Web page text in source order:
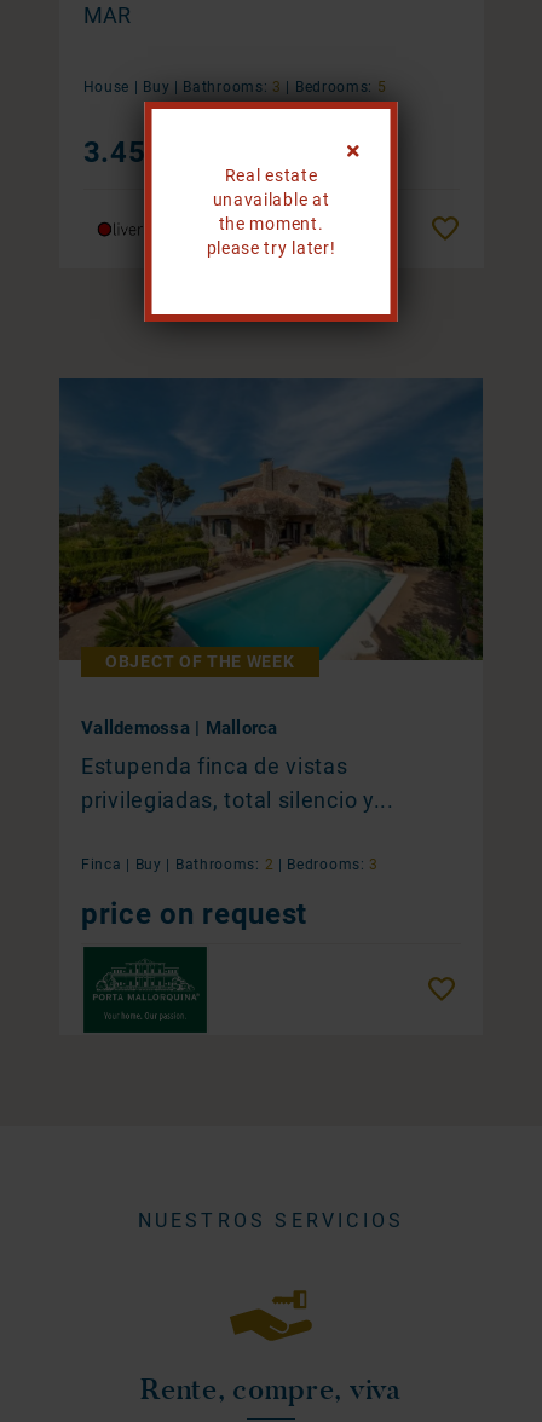
Real estate
unavailable at
the moment.
please try later!
MAR
House | Buy | Bathrooms: 3 | Bedrooms: 5
3.450.000 €
1 / 20
OBJECT OF THE WEEK
Valldemossa | Mallorca
Estupenda finca de vistas
privilegiadas, total silencio y...
Finca | Buy Bathrooms: 2 Bedrooms: 3
price on request
NUESTROS SERVICIOS
Rente, compre, viva